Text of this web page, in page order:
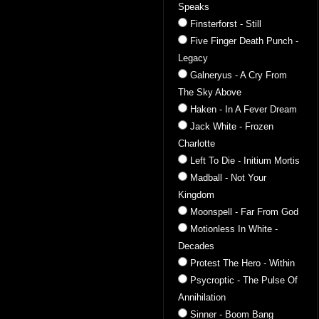
Speaks
Finsterforst - Still
Five Finger Death Punch -
Legacy
Galneryus - A Cry From
The Sky Above
Haken - In A Fever Dream
Jack White - Frozen
Charlotte
Left To Die - Initium Mortis
Madball - Not Your
Kingdom
Moonspell - Far From God
Motionless In White -
Decades
Protest The Hero - Within
Psycroptic - The Pulse Of
Annihilation
Sinner - Boom Bang